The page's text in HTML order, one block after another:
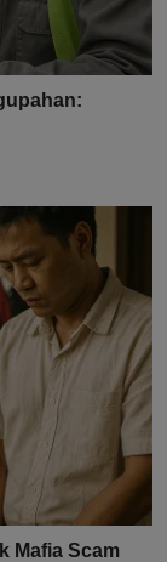
Mafia Scam